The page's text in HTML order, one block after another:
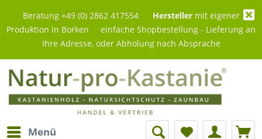
Beratung +49 (0) 2862 417554 Herstellermit eigener
Produktion in Borken einfache Shopbestellung - Lieferung an
Ihre Adresse, oder Abholung nach Absprache
Menü